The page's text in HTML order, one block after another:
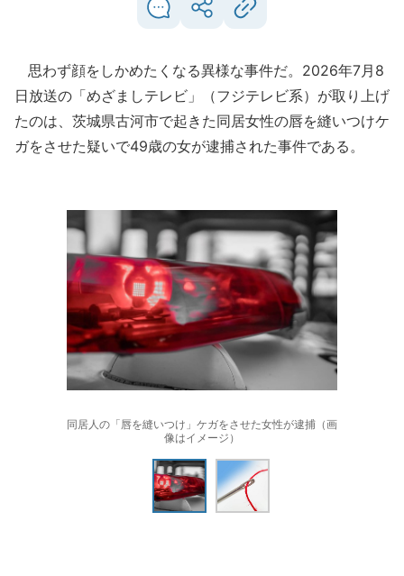
思わず顔をしかめたくなる異様な事件だ。2026年7月8
日放送の「めざましテレビ」（フジテレビ系）が取り上げ
たのは、茨城県古河市で起きた同居女性の唇を縫いつけケ
ガをさせた疑いで49歳の女が逮捕された事件である。
同居人の「唇を縫いつけ」ケガをさせた女性が逮捕（画
像はイメージ）